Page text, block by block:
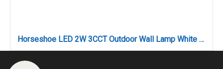
Horseshoe LED 2W 3CCT Outdoor Wall Lamp White D:12.8cmx3cm (80201920)